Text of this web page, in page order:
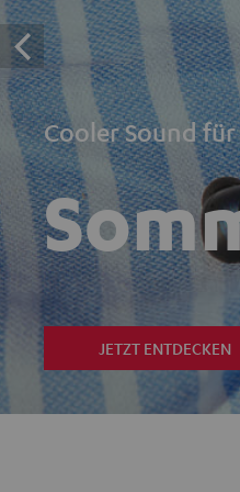
Cooler Sound
JETZT ENTDECKEN